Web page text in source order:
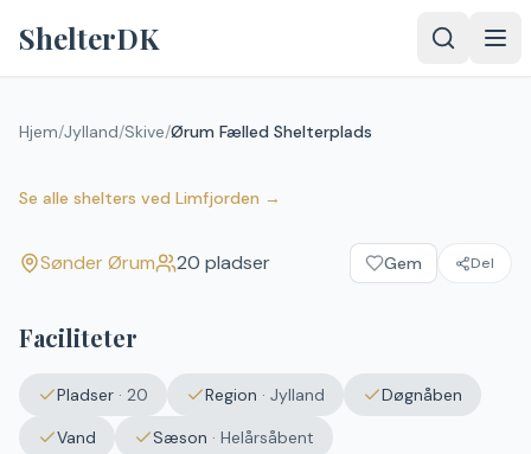
ShelterDK
Hjem/Jylland/Skive/Ørum Fælled Shelterplads
Se alle shelters ved Limfjorden →
Ørum Fælled Shelterplads
Sønder Ørum
Sønder Ørum 20 pladser Gem Del
Faciliteter
Pladser · 20 Region · Jylland
Døgnåben
Vand
Sæson · Helårsåbent